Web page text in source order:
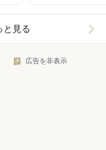
と見る
広告を非表示